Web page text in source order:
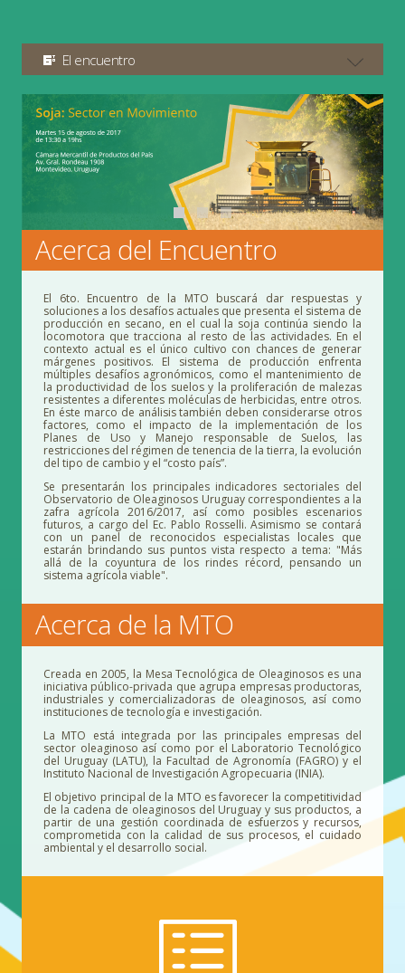
El encuentro
Acerca del Encuentro
El 6to. Encuentro de la MTO buscará dar respuestas y
soluciones a los desafíos actuales que presenta el sistema de
producción en secano, en el cual la soja continúa siendo la
locomotora que tracciona al resto de las actividades. En el
contexto actual es el único cultivo con chances de generar
márgenes positivos. El sistema de producción enfrenta
múltiples desafíos agronómicos, como el mantenimiento de
la productividad de los suelos y la proliferación de malezas
resistentes a diferentes moléculas de herbicidas, entre otros.
En éste marco de análisis también deben considerarse otros
factores, como el impacto de la implementación de los
Planes de Uso y Manejo responsable de Suelos, las
restricciones del régimen de tenencia de la tierra, la evolución
del tipo de cambio y el “costo país”.
Se presentarán los principales indicadores sectoriales del
Observatorio de Oleaginosos Uruguay correspondientes a la
zafra agrícola 2016/2017, así como posibles escenarios
futuros, a cargo del Ec. Pablo Rosselli. Asimismo se contará
con un panel de reconocidos especialistas locales que
estarán brindando sus puntos vista respecto a tema: "Más
allá de la coyuntura de los rindes récord, pensando un
sistema agrícola viable".
Acerca de la MTO
Creada en 2005, la Mesa Tecnológica de Oleaginosos es una
iniciativa público-privada que agrupa empresas productoras,
industriales y comercializadoras de oleaginosos, así como
instituciones de tecnología e investigación.
La MTO está integrada por las principales empresas del
sector oleaginoso así como por el Laboratorio Tecnológico
del Uruguay (LATU), la Facultad de Agronomía (FAGRO) y el
Instituto Nacional de Investigación Agropecuaria (INIA).
El objetivo principal de la MTO es favorecer la competitividad
de la cadena de oleaginosos del Uruguay y sus productos, a
partir de una gestión coordinada de esfuerzos y recursos,
comprometida con la calidad de sus procesos, el cuidado
ambiental y el desarrollo social.